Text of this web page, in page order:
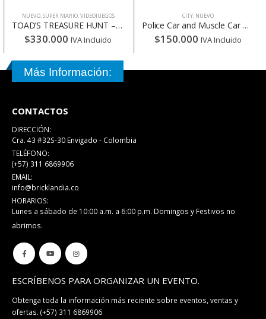
NUEVO,SUPER MARIO,VIDEOJUEGOS
TOAD’S TREASURE HUNT – EXPANSION SET – 71368
$330.000 IVA Incluido
CITY, NUEVO
Police Car and Muscle Car Chase – 60415
$150.000 IVA Incluido
Más Información:
CONTACTOS
DIRECCIÓN:
Cra. 43 #32S-30 Envigado - Colombia
TELÉFONO:
(+57) 311 6869906
EMAIL:
info@bricklandia.co
HORARIOS:
Lunes a sábado de 10:00 a.m. a 6:00 p.m. Domingos y Festivos no
abrimos.
ESCRÍBENOS PARA ORGANIZAR UN EVENTO.
Obtenga toda la información más reciente sobre eventos, ventas y
ofertas. (+57) 311 6869906